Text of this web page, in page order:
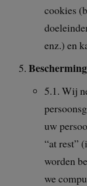
cookies
enz.) en
5.1. Wij
uw
“at rest”
worden
we